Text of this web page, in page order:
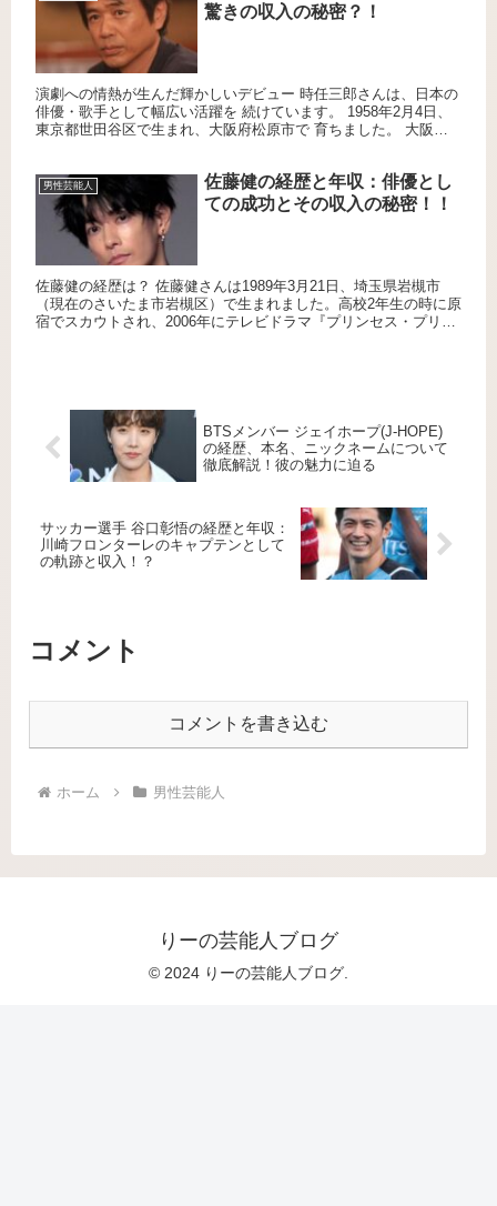
驚きの収入の秘密？！
演劇への情熱が生んだ輝かしいデビュー 時任三郎さんは、日本の
俳優・歌手として幅広い活躍を 続けています。 1958年2月4日、
東京都世田谷区で生まれ、大阪府松原市で 育ちました。 大阪市
男性芸能人
佐藤健の経歴と年収：俳優とし
ての成功とその収入の秘密！！
佐藤健の経歴は？ 佐藤健さんは1989年3月21日、埼玉県岩槻市
（現在のさいたま市岩槻区）で生まれました。高校2年生の時に原
宿でスカウトされ、2006年にテレビドラマ『プリンセス・プリン
BTSメンバー ジェイホープ(J-HOPE)
の経歴、本名、ニックネームについて
徹底解説！彼の魅力に迫る
サッカー選手 谷口彰悟の経歴と年収：
川崎フロンターレのキャプテンとして
の軌跡と収入！？
コメント
コメントを書き込む
ホーム 男性芸能人
りーの芸能人ブログ
© 2024 りーの芸能人ブログ.